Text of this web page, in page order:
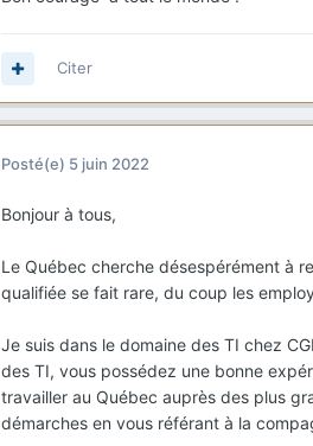
Citer
Posté(e) 5 juin 2022
Bonjour à tous,
Le Québec cherche désespérément à
qualifiée se fait rare, du coup les
Je suis dans le domaine des TI chez
des TI, vous possédez une bonne
travailler au Québec auprès des plus
démarches en vous référant à la